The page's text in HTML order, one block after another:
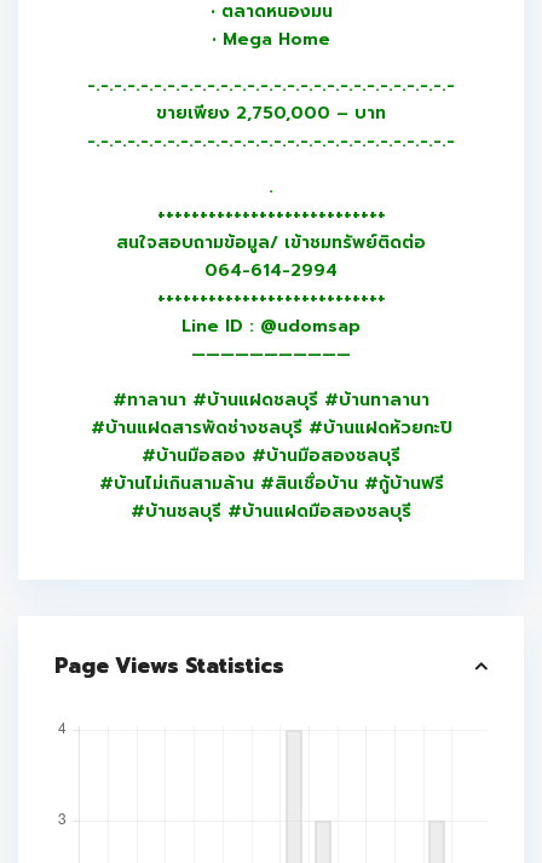
• ตลาดหนองมน
• Mega Home
-.-.-.-.-.-.-.-.-.-.-.-.-.-.-.-.-.-.-.-.-.-.-.-.-.-.-.-
ขายเพียง 2,750,000 – บาท
-.-.-.-.-.-.-.-.-.-.-.-.-.-.-.-.-.-.-.-.-.-.-.-.-.-.-.-
.
+++++++++++++++++++++++++++
สนใจสอบถามข้อมูล/ เข้าชมทรัพย์ติดต่อ
064-614-2994
+++++++++++++++++++++++++++
Line ID : @udomsap
———————————
#ทาลานา #บ้านแฝดชลบุรี #บ้านทาลานา
#บ้านแฝดสารพัดช่างชลบุรี #บ้านแฝดห้วยกะปิ
#บ้านมือสอง #บ้านมือสองชลบุรี
#บ้านไม่เกินสามล้าน #สินเชื่อบ้าน #กู้บ้านฟรี
#บ้านชลบุรี #บ้านแฝดมือสองชลบุรี
Page Views Statistics